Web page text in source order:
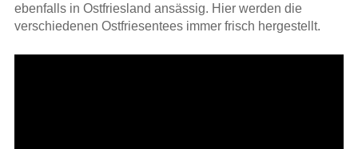
ebenfalls in Ostfriesland ansässig. Hier werden die
verschiedenen Ostfriesentees immer frisch hergestellt.